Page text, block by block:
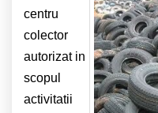
centru
colector
autorizat in
scopul
activitatii